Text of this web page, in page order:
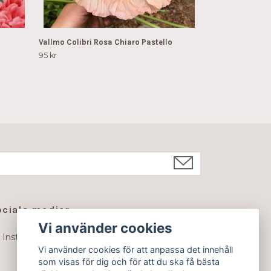
Vallmo Colibri Rosa Chiaro Pastello
95 kr
medier
Instagram
Vi använder cookies
Vi använder cookies för att anpassa det innehåll
som visas för dig och för att du ska få bästa